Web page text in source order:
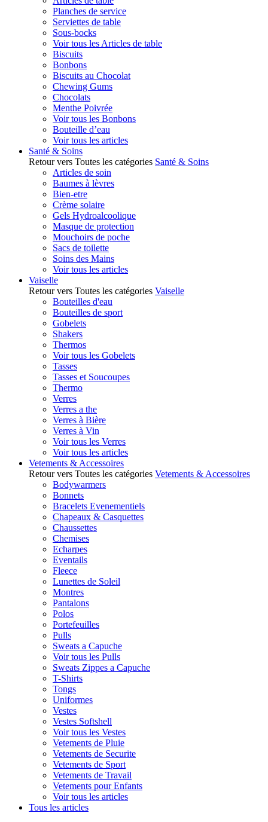
Planches de service
Serviettes de table
Sous-bocks
Voir tous les Articles de table
Biscuits
Bonbons
Biscuits au Chocolat
Chewing Gums
Chocolats
Menthe Poivrée
Voir tous les Bonbons
Bouteille d’eau
Voir tous les articles
Santé & Soins
Retour vers Toutes les catégories Santé & Soins
Articles de soin
Baumes à lèvres
Bien-etre
Crème solaire
Gels Hydroalcoolique
Masque de protection
Mouchoirs de poche
Sacs de toilette
Soins des Mains
Voir tous les articles
Vaiselle
Retour vers Toutes les catégories Vaiselle
Bouteilles d'eau
Bouteilles de sport
Gobelets
Shakers
Thermos
Voir tous les Gobelets
Tasses
Tasses et Soucoupes
Thermo
Verres
Verres a the
Verres à Bière
Verres à Vin
Voir tous les Verres
Voir tous les articles
Vetements & Accessoires
Retour vers Toutes les catégories Vetements & Accessoires
Bodywarmers
Bonnets
Bracelets Evenementiels
Chapeaux & Casquettes
Chaussettes
Chemises
Echarpes
Eventails
Fleece
Lunettes de Soleil
Montres
Pantalons
Polos
Portefeuilles
Pulls
Sweats a Capuche
Voir tous les Pulls
Sweats Zippes a Capuche
T-Shirts
Tongs
Uniformes
Vestes
Vestes Softshell
Voir tous les Vestes
Vetements de Pluie
Vetements de Securite
Vetements de Sport
Vetements de Travail
Vetements pour Enfants
Voir tous les articles
Tous les articles